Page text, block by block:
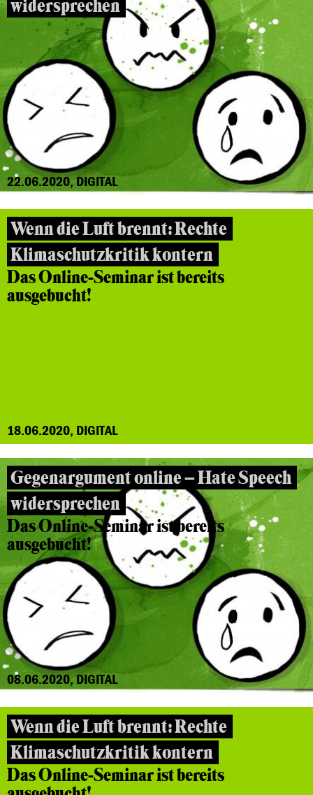
widersprechen
22.06.2020, DIGITAL
Wenn die Luft brennt: Rechte
Klimaschutzkritik kontern
Das Online-Seminar ist bereits
ausgebucht!
18.06.2020, DIGITAL
Gegenargument online – Hate Speech
widersprechen
Das Online-Seminar ist bereits
ausgebucht!
08.06.2020, DIGITAL
Wenn die Luft brennt: Rechte
Klimaschutzkritik kontern
Das Online-Seminar ist bereits